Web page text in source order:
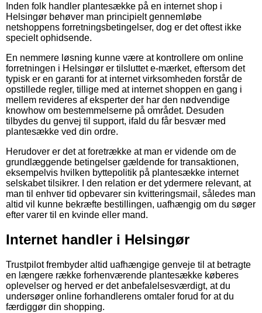
Inden folk handler plantesække på en internet shop i
Helsingør behøver man principielt gennemløbe
netshoppens forretningsbetingelser, dog er det oftest ikke
specielt ophidsende.
En nemmere løsning kunne være at kontrollere om online
forretningen i Helsingør er tilsluttet e-mærket, eftersom det
typisk er en garanti for at internet virksomheden forstår de
opstillede regler, tillige med at internet shoppen en gang i
mellem revideres af eksperter der har den nødvendige
knowhow om bestemmelserne på området. Desuden
tilbydes du genvej til support, ifald du får besvær med
plantesække ved din ordre.
Herudover er det at foretrække at man er vidende om de
grundlæggende betingelser gældende for transaktionen,
eksempelvis hvilken byttepolitik på plantesække internet
selskabet tilsikrer. I den relation er det ydermere relevant, at
man til enhver tid opbevarer sin kvitteringsmail, således man
altid vil kunne bekræfte bestillingen, uafhængig om du søger
efter varer til en kvinde eller mand.
Internet handler i Helsingør
Trustpilot frembyder altid uafhængige genveje til at betragte
en længere række forhenværende plantesække køberes
oplevelser og herved er det anbefalelsesværdigt, at du
undersøger online forhandlerens omtaler forud for at du
færdiggør din shopping.